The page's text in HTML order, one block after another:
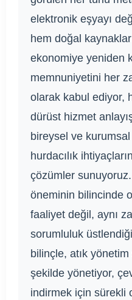
elektronik eşyayı
hem doğal
ekonomiye yeniden
memnuniyetini her
olarak kabul ediyor,
dürüst hizmet
bireysel ve
hurdacılık
çözümler
öneminin bilincinde
faaliyet değil, aynı
sorumluluk
bilinçle, atık
şekilde yönetiyor,
indirmek için sürekli